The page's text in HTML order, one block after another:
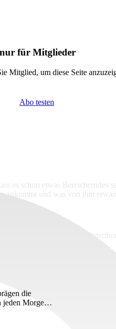
es schon etwas Bereicherndes
zukommt und was von ihm
für Mitglieder
Mitglied, um diese Seite
Abo testen
die
jeden Morgen
dass das